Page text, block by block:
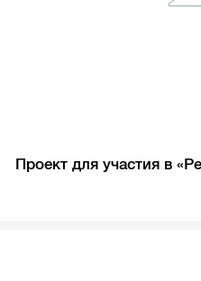
Проект для участия в